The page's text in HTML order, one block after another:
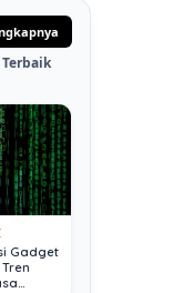
Gadget